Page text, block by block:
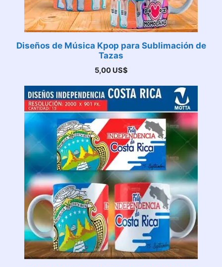
Diseños de Música Kpop para Sublimación de
Tazas
5,00 US$